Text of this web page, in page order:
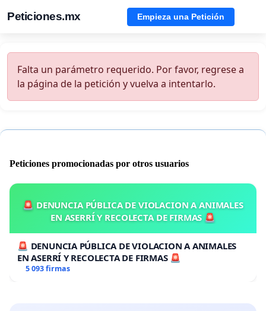
Peticiones.mx Empieza una Petición
Falta un parámetro requerido. Por favor, regrese a
la página de la petición y vuelva a intentarlo.
Peticiones promocionadas por otros usuarios
🚨 DENUNCIA PÚBLICA DE VIOLACION A ANIMALES
EN ASERRÍ Y RECOLECTA DE FIRMAS 🚨
🚨 DENUNCIA PÚBLICA DE VIOLACION A ANIMALES
EN ASERRÍ Y RECOLECTA DE FIRMAS 🚨
5 093 firmas